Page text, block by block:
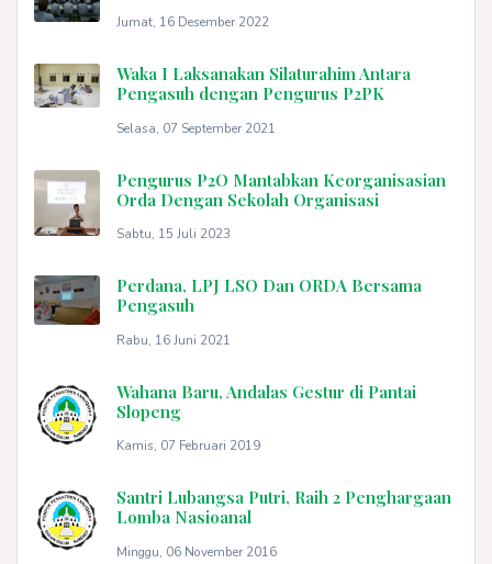
Jumat, 16 Desember 2022
Waka I Laksanakan Silaturahim Antara
Pengasuh dengan Pengurus P2PK
Selasa, 07 September 2021
Pengurus P2O Mantabkan Keorganisasian
Orda Dengan Sekolah Organisasi
Sabtu, 15 Juli 2023
Perdana, LPJ LSO Dan ORDA Bersama
Pengasuh
Rabu, 16 Juni 2021
Wahana Baru, Andalas Gestur di Pantai
Slopeng
Kamis, 07 Februari 2019
Santri Lubangsa Putri, Raih 2 Penghargaan
Lomba Nasioanal
Minggu, 06 November 2016